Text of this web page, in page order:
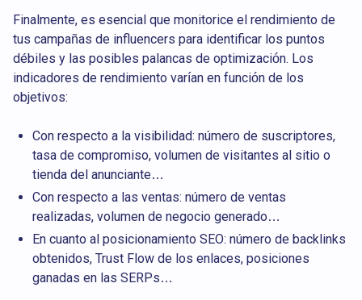
Finalmente, es esencial que monitorice el rendimiento de
tus campañas de influencers para identificar los puntos
débiles y las posibles palancas de optimización. Los
indicadores de rendimiento varían en función de los
objetivos:
Con respecto a la visibilidad: número de suscriptores,
tasa de compromiso, volumen de visitantes al sitio o
tienda del anunciante…
Con respecto a las ventas: número de ventas
realizadas, volumen de negocio generado…
En cuanto al posicionamiento SEO: número de backlinks
obtenidos, Trust Flow de los enlaces, posiciones
ganadas en las SERPs…